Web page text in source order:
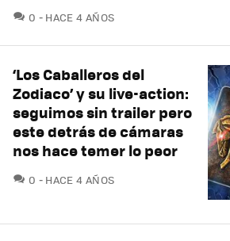
0 COMENTARIOS
HACE 4 AÑOS
‘Los Caballeros del
Zodiaco’ y su live-action:
seguimos sin trailer pero
este detrás de cámaras
nos hace temer lo peor
0 COMENTARIOS
HACE 4 AÑOS